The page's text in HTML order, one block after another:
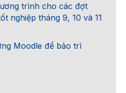
trình cho các đợt
nghiệp tháng 9, 10 và 11
Moodle để bảo trì